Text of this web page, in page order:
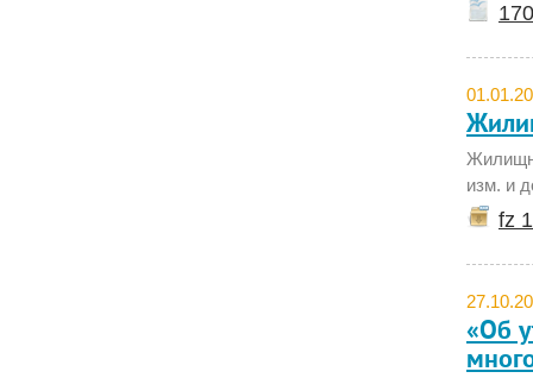
изм. и
fz
«Об